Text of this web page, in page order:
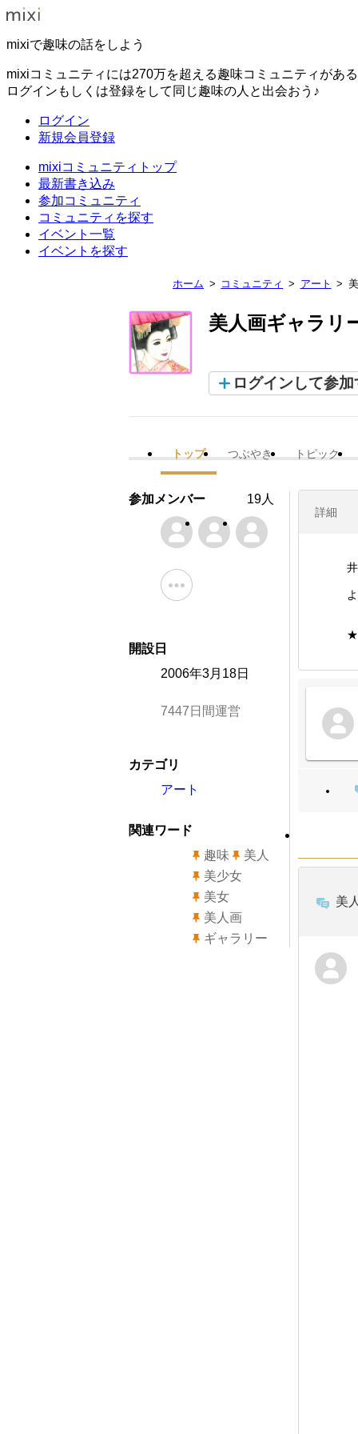
mixiで趣味の話をしよう
mixiコミュニティには270万を超える趣味コミュニティがあ
ログインもしくは登録をして同じ趣味の人と出会おう♪
ログイン
新規会員登録
mixiコミュニティトップ
最新書き込み
参加コミュニティ
コミュニティを探す
イベント一覧
イベントを探す
ホーム コミュニティ アート
美人画ギャラリ
ログインして参加
トップ つぶやき トピック
詳細
★
美
参加メンバー 19人
開設日
2006年3月18日
7447日間運営
カテゴリ
アート
関連ワード
趣味
美人
美少女
美女
美人画
ギャラリー